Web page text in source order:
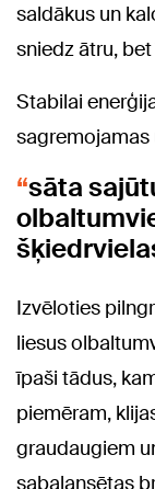
saldākus un
sniedz ātru,
Stabilai
sagremojamas
sāta
Izvēloties
liesus
īpaši tādus,
piemēram,
graudaugiem